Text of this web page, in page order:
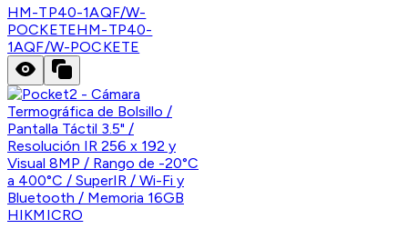
HM-TP40-1AQF/W-
POCKETEHM-TP40-
1AQF/W-POCKETE
HIKMICRO